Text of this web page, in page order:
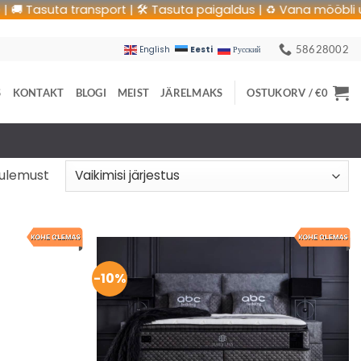
paigaldus | ♻️
English Eesti Русский 58628002
KONTAKT BLOGI MEIST JÄRELMAKS OSTUKORV /€0
-10%